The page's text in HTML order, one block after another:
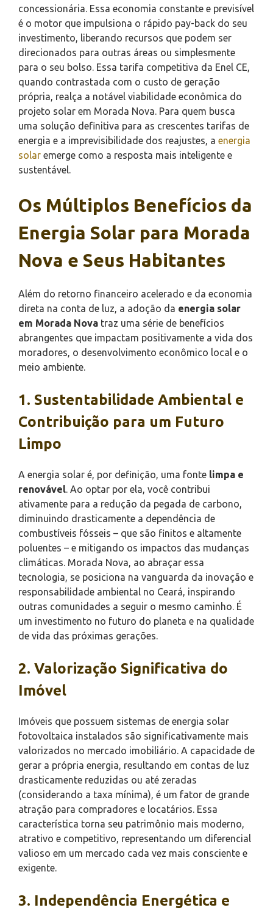
concessionária. Essa economia constante e previsível
é o motor que impulsiona o rápido pay-back do seu
investimento, liberando recursos que podem ser
direcionados para outras áreas ou simplesmente
para o seu bolso. Essa tarifa competitiva da Enel CE,
quando contrastada com o custo de geração
própria, realça a notável viabilidade econômica do
projeto solar em Morada Nova. Para quem busca
uma solução definitiva para as crescentes tarifas de
energia e a imprevisibilidade dos reajustes, a energia
solar emerge como a resposta mais inteligente e
sustentável.
Os Múltiplos Benefícios da
Energia Solar para Morada
Nova e Seus Habitantes
Além do retorno financeiro acelerado e da economia
direta na conta de luz, a adoção da energia solar
em Morada Nova traz uma série de benefícios
abrangentes que impactam positivamente a vida dos
moradores, o desenvolvimento econômico local e o
meio ambiente.
1. Sustentabilidade Ambiental e
Contribuição para um Futuro
Limpo
A energia solar é, por definição, uma fonte limpa e
renovável . Ao optar por ela, você contribui
ativamente para a redução da pegada de carbono,
diminuindo drasticamente a dependência de
combustíveis fósseis – que são finitos e altamente
poluentes – e mitigando os impactos das mudanças
climáticas. Morada Nova, ao abraçar essa
tecnologia, se posiciona na vanguarda da inovação e
responsabilidade ambiental no Ceará, inspirando
outras comunidades a seguir o mesmo caminho. É
um investimento no futuro do planeta e na qualidade
de vida das próximas gerações.
2. Valorização Significativa do
Imóvel
Imóveis que possuem sistemas de energia solar
fotovoltaica instalados são significativamente mais
valorizados no mercado imobiliário. A capacidade de
gerar a própria energia, resultando em contas de luz
drasticamente reduzidas ou até zeradas
(considerando a taxa mínima), é um fator de grande
atração para compradores e locatários. Essa
característica torna seu patrimônio mais moderno,
atrativo e competitivo, representando um diferencial
valioso em um mercado cada vez mais consciente e
exigente.
3. Independência Energética e